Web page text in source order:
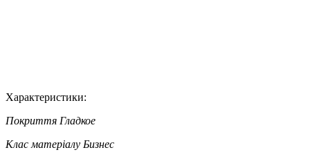
Характеристики:
Покриття Гладкое
Клас матеріалу Бизнес